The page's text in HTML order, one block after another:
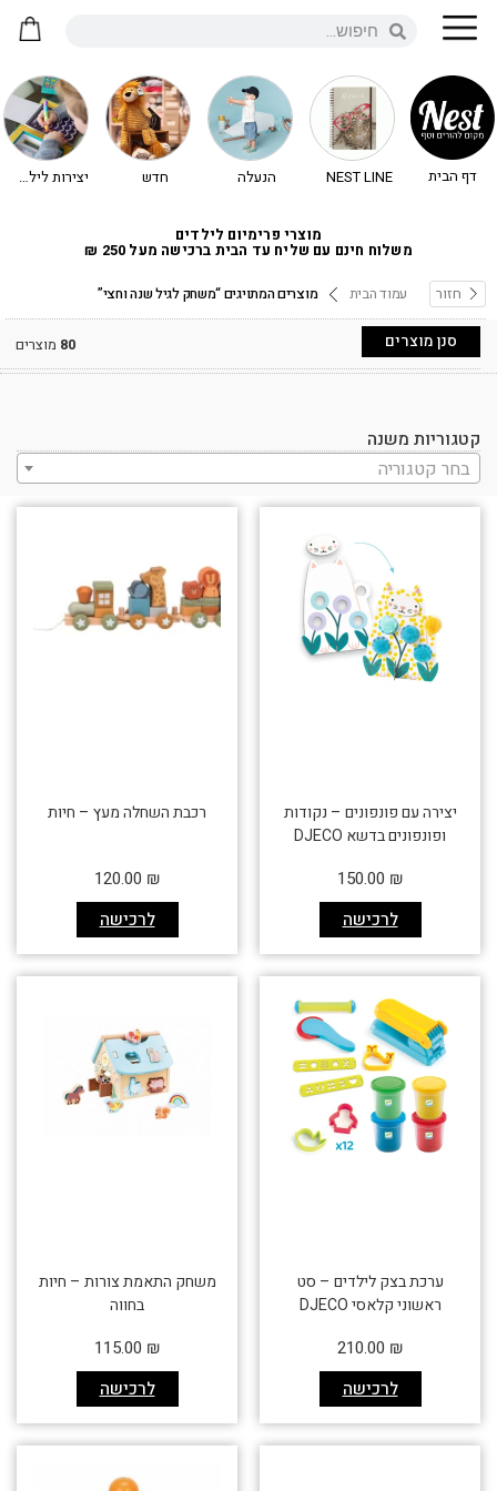
דף הבית NEST LINE הנעלה חדש יצירות לילדים - יצירה לילדים
מוצרי פרימיום לילדים
משלוח חינם עם שליח עד הבית ברכישה מעל 250 ₪
חזור עמוד הבית מוצרים המתויגים “משחק לגיל שנה וחצי”
80 מוצרים סנן מוצרים
קטגוריות משנה
בחר קטגוריה
יצירה עם פונפונים – נקודות
ופונפונים בדשא DJECO
לרכישה
150.00 ₪
רכבת השחלה מעץ – חיות
לרכישה
120.00 ₪
ערכת בצק לילדים – סט
ראשוני קלאסי DJECO
לרכישה
210.00 ₪
משחק התאמת צורות – חיות
בחווה
לרכישה
115.00 ₪